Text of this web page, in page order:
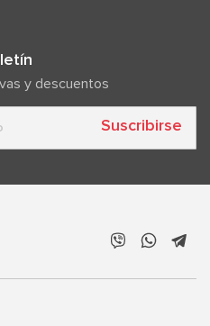
y descuentos
Suscribirse